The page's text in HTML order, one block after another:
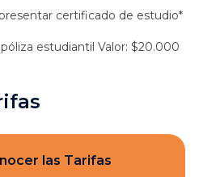
presentar certificado de estudio*
estudiantil Valor: $20.000
las Tarifas